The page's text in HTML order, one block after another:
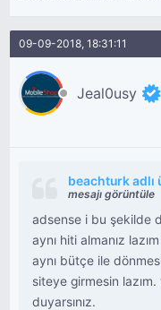
09-09-2018, 18:31:11
Jeal0usy
beachturk adlı
mesajı görüntüle
adsense i bu şekilde
aynı hiti almanız
aynı bütçe ile
siteye girmesin
duyarsınız.